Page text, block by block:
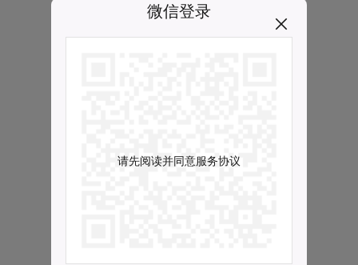
微信登录
请先阅读并同意服务协议